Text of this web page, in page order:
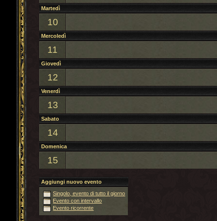
Martedì
10
Mercoledì
11
Giovedì
12
Venerdì
13
Sabato
14
Domenica
15
Aggiungi nuovo evento
Singolo, evento di tutto il giorno
Evento con intervallo
Evento ricorrente